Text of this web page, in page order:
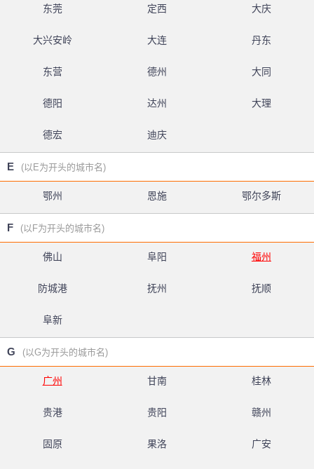
东莞 定西 大庆
大兴安岭 大连 丹东
东营 德州 大同
德阳 达州 大理
德宏 迪庆
E (以E为开头的城市名)
鄂州 恩施 鄂尔多斯
F (以F为开头的城市名)
佛山 阜阳 福州
防城港 抚州 抚顺
阜新
G (以G为开头的城市名)
广州 甘南 桂林
贵港 贵阳 赣州
固原 果洛 广安